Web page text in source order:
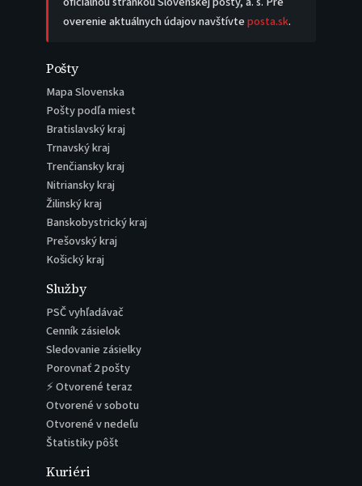
overenie aktuálnych údajov navštívteposta.sk.
Pošty
Mapa Slovenska
Pošty podľa miest
Bratislavský kraj
Trnavský kraj
Trenčiansky kraj
Nitriansky kraj
Žilinský kraj
Banskobystrický kraj
Prešovský kraj
Košický kraj
Služby
PSČ vyhľadávač
Cenník zásielok
Sledovanie zásielky
Porovnať 2 pošty
⚡ Otvorené teraz
Otvorené v sobotu
Otvorené v nedeľu
Štatistiky pôšt
Kuriéri